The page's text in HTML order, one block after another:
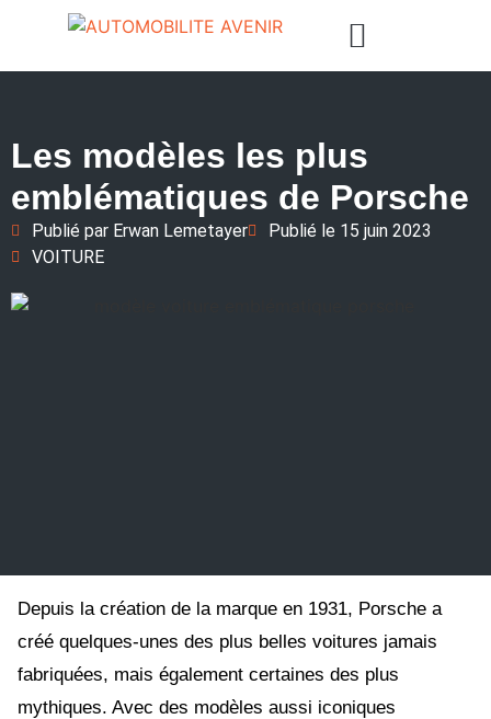
Les modèles les plus
emblématiques de Porsche
Publié par Erwan Lemetayer Publié le 15 juin 2023
VOITURE
Depuis la création de la marque en 1931, Porsche a
créé quelques-unes des plus belles voitures jamais
fabriquées, mais également certaines des plus
mythiques. Avec des modèles aussi iconiques